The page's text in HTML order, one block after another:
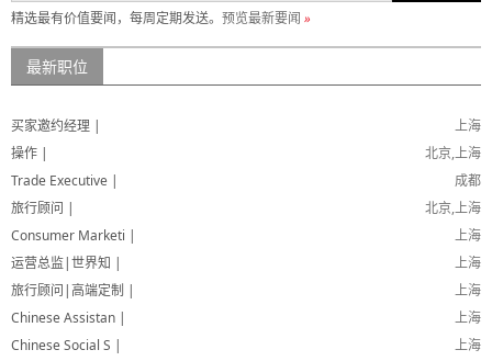
精选最有价值要闻，每周定期发送。 预览最新要闻 »
最新职位
上海
买家邀约经理 |
北京,上海
操作 |
成都
Trade Executive |
北京,上海
旅行顾问 |
上海
Consumer Marketi |
上海
运营总监|世界知 |
上海
旅行顾问|高端定制 |
上海
Chinese Assistan |
上海
Chinese Social S |